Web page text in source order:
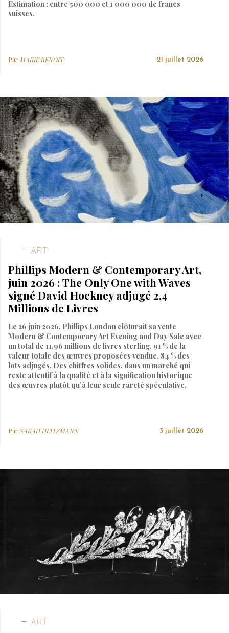
Estimation : entre 500 000 et 1 000 000 de francs
suisses.
Par MARIE BENOIT 21 juillet 2026
ART
Phillips Modern & Contemporary Art,
juin 2026 : The Only One with Waves
signé David Hockney adjugé 2,4
Millions de Livres
Le 26 juin 2026, Phillips London clôturait sa vente
Modern & Contemporary Art Evening and Day Sale avec
un total de 11,96 millions de livres sterling, 91 % de la
valeur totale des œuvres proposées vendue, 84 % des
lots adjugés. Des chiffres solides, dans un marché qui
reste attentif à la qualité et à la signification historique
des œuvres plutôt qu’à leur seule rareté spéculative.
Par SARAH HEITZMANN 3 juillet 2026
ART